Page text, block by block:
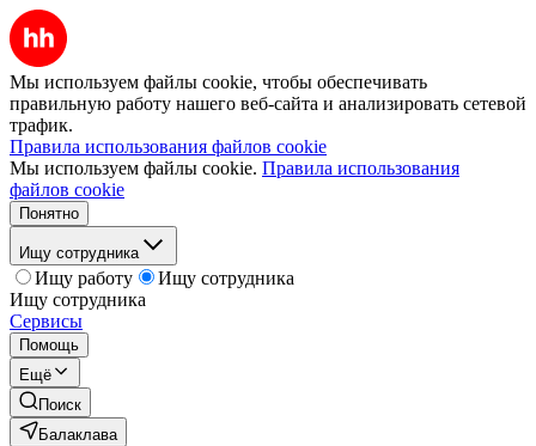
Мы используем файлы cookie, чтобы обеспечивать
правильную работу нашего веб-сайта и анализировать сетевой
трафик.
Правила использования файлов cookie
Мы используем файлы cookie. Правила использования
файлов cookie
Понятно
Ищу сотрудника
Ищу работу
Ищу сотрудника
Ищу сотрудника
Сервисы
Помощь
Ещё
Поиск
Балаклава